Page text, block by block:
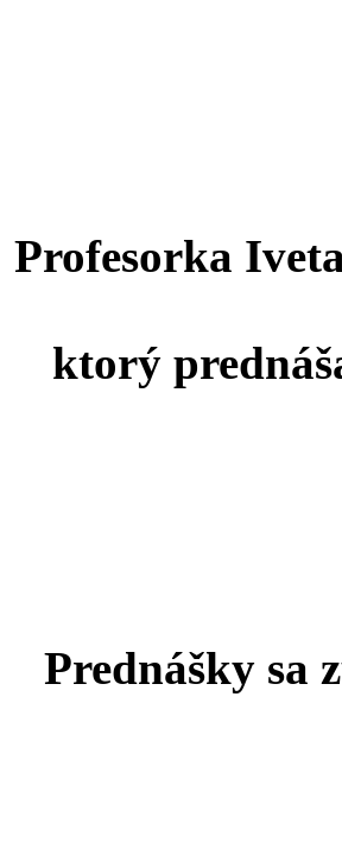
Profesorka
ktorý
Prednášky sa